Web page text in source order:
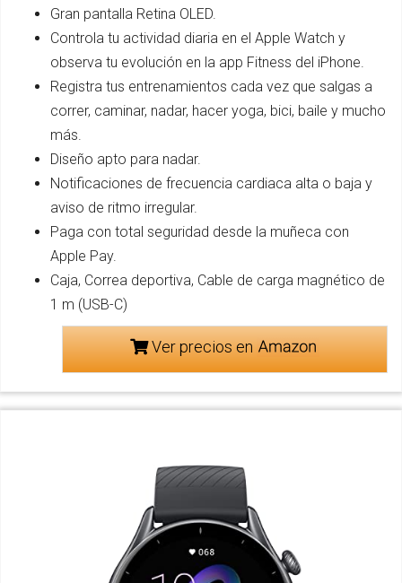
Gran pantalla Retina OLED.
Controla tu actividad diaria en el Apple Watch y
observa tu evolución en la app Fitness del iPhone.
Registra tus entrenamientos cada vez que salgas a
correr, caminar, nadar, hacer yoga, bici, baile y mucho
más.
Diseño apto para nadar.
Notificaciones de frecuencia cardiaca alta o baja y
aviso de ritmo irregular.
Paga con total seguridad desde la muñeca con
Apple Pay.
Caja, Correa deportiva, Cable de carga magnético de
1 m (USB-C)
Ver precios en